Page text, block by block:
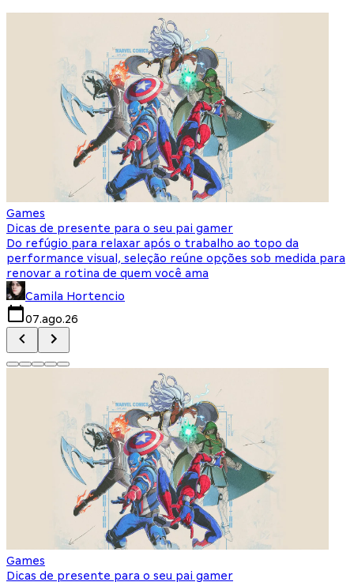
Games
Dicas de presente para o seu pai gamer
Do refúgio para relaxar após o trabalho ao topo da
performance visual, seleção reúne opções sob medida para
renovar a rotina de quem você ama
Camila Hortencio
07.ago.26
Games
Dicas de presente para o seu pai gamer